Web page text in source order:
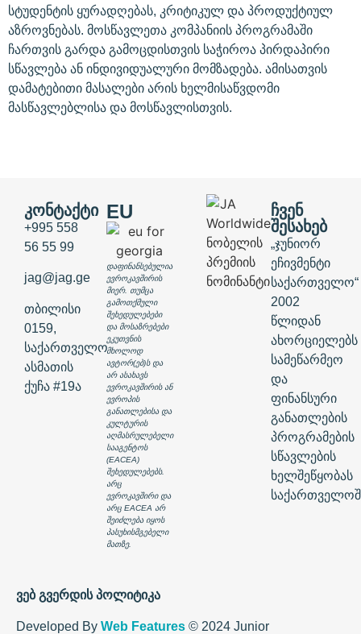
სტუდენტის ყურადღებას, კრიტიკულ და პროდუქტიულ
აზროვნებას. მოსწავლეთა კომპანიის პროგრამაში
ჩართვის გარდა გამოცდისთვის საჭიროა პირდაპირი
სწავლება ან ინდივიდუალური მომზადება. ამისათვის
დამატებითი მასალები არის ხელმისაწვდომი
მასწავლებლისა და მოსწავლისთვის.
ᲙᲝᲜᲢᲐᲥᲢᲘ
+995 558
56 55 99
jag@jag.ge
თბილისი
0159,
საქართველო
ასმათის
ქუჩა #19ა
EU
დაფინანსებულია
ევროკავშირის
მიერ. თუმცა
გამოთქმული
შეხედულებები
და მოსაზრებები
ეკუთვნის
მხოლოდ
ავტორ(ებ)ს და
არ ასახავს
ევროკავშირის ან
ევროპის
განათლებისა და
კულტურის
აღმასრულებელი
სააგენტოს
(EACEA)
შეხედულებებს.
არც
ევროკავშირი და
არც EACEA არ
შეიძლება იყოს
პასუხისმგებელი
მათზე.
ᲩᲕᲔᲜ
ᲨᲔᲡᲐᲮᲔᲑ
„ჯუნიორ
ეჩივმენტი
საქართველო“
2002
წლიდან
ახორციელებს
სამეწარმეო
და
ფინანსური
განათლების
პროგრამების
სწავლების
ხელშეწყობას
ვებ გვერდის პოლიტიკა
Developed By Web Features © 2024 Junior